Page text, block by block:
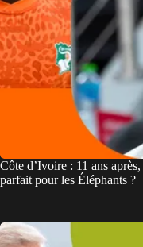
Côte d’Ivoire : 11 ans
parfait pour les Éléphants ?